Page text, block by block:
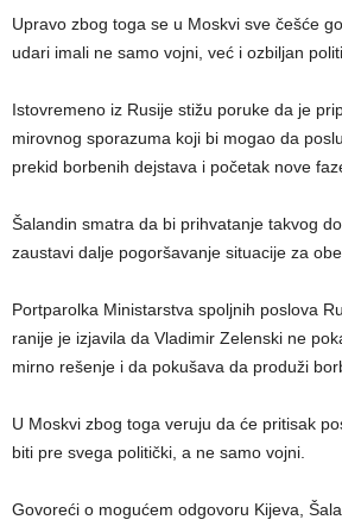
Upravo zbog toga se u Moskvi sve češće
udari imali ne samo vojni, već i ozbiljan
Istovremeno iz Rusije stižu poruke da je
mirovnog sporazuma koji bi mogao da
prekid borbenih dejstava i početak nove
Šalandin smatra da bi prihvatanje takvog
zaustavi dalje pogoršavanje situacije za
Portparolka Ministarstva spoljnih poslova
ranije je izjavila da Vladimir Zelenski ne
mirno rešenje i da pokušava da produži
U Moskvi zbog toga veruju da će pritisak
biti pre svega politički, a ne samo vojni.
Govoreći o mogućem odgovoru Kijeva,